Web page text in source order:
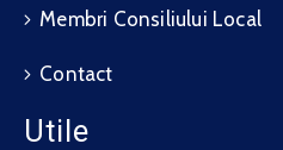
Membri Consiliului Local
Contact
Utile